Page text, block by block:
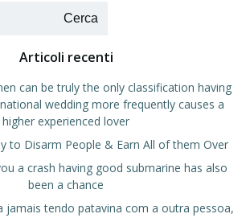
Cerca
Articoli recenti
can be truly the only classification having
wedding more frequently causes a
higher experienced lover
to Disarm People & Earn All of them Over
a crash having good submarine has also
been a chance
jamais tendo patavina com a outra pessoa,